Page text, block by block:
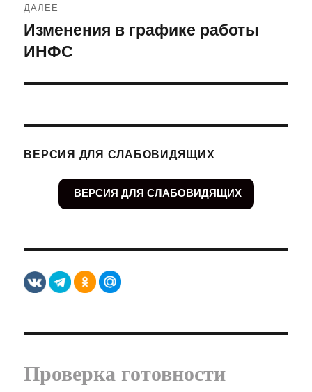
ДАЛЕЕ
Следующая
запись:
Изменения в графике работы
ИНФС
ВЕРСИЯ ДЛЯ СЛАБОВИДЯЩИХ
ВЕРСИЯ ДЛЯ СЛАБОВИДЯЩИХ
Проверка готовности